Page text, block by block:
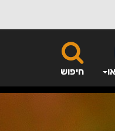
חיפוש